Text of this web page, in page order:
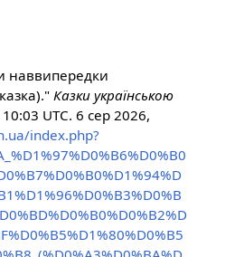
наввипередки
Казки українською
UTC. 6 сер 2026,
index.php?